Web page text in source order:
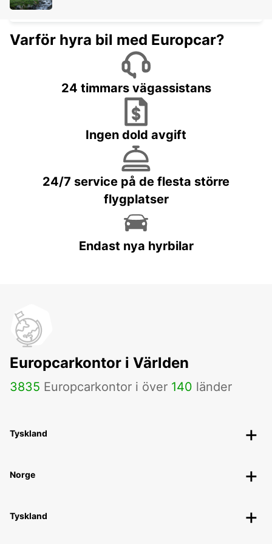
Varför hyra bil med Europcar?
24 timmars vägassistans
Ingen dold avgift
24/7 service på de flesta större
flygplatser
Endast nya hyrbilar
Europcarkontor i Världen
3835 Europcarkontor i över 140 länder
Tyskland
Norge
Tyskland